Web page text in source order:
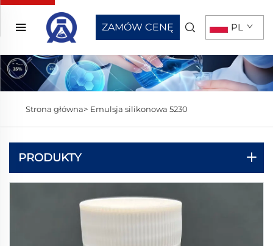
ZAMÓW CENĘ PL
Strona główna> Emulsja silikonowa 5230
PRODUKTY